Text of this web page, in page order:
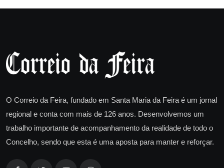
O Correio da Feira, fundado em Santa Maria da Feira é um jornal
regional e conta com mais de 126 anos. Desenvolvemos um
trabalho importante de acompanhamento da realidade de todo o
Concelho, sendo que esta é uma aposta para manter e reforçar.